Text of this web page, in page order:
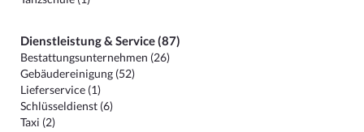
Dienstleistung & Service (87)
Bestattungsunternehmen (26)
Gebäudereinigung (52)
Lieferservice (1)
Schlüsseldienst (6)
Taxi (2)